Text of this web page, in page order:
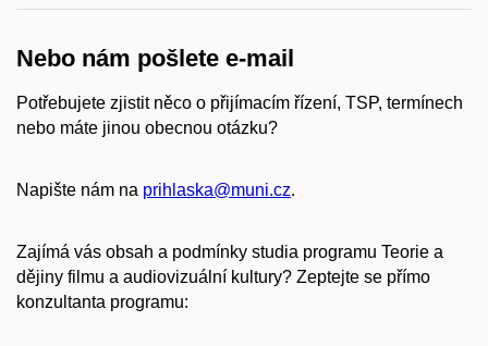
Nebo nám pošlete e-mail
Potřebujete zjistit něco o přijímacím řízení, TSP, termínech
nebo máte jinou obecnou otázku?
Napište nám na prihlaska@muni.cz.
Zajímá vás obsah a podmínky studia programu Teorie a
dějiny filmu a audiovizuální kultury? Zeptejte se přímo
konzultanta programu: